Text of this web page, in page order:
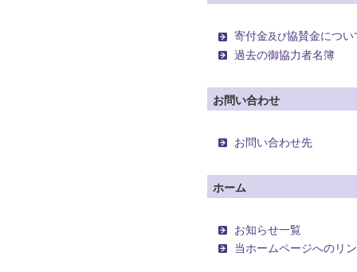
寄付金及び協賛金につい
過去の御協力者名簿
お問い合わせ
お問い合わせ先
ホーム
お知らせ一覧
当ホームページへのリ